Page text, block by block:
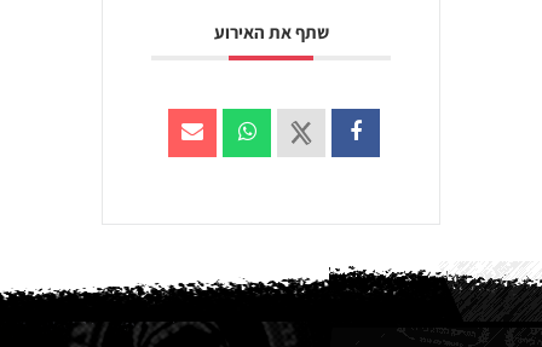
שתף את האירוע